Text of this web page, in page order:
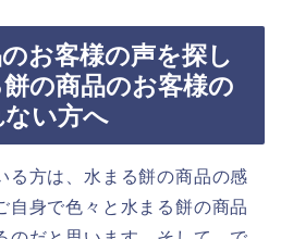
お客様の声を探し
の商品のお客様の
い方へ
る方は、水まる餅の商品の感
自身で色々と水まる餅の商品